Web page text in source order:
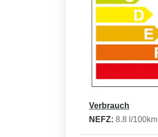
Verbrauch
NEFZ: 8.8 l/100km